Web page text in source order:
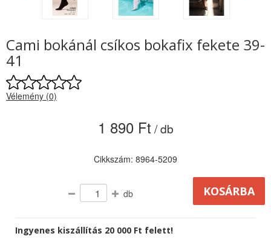
Cami bokánál csíkos bokafix fekete 39-
41
Vélemény (0)
1 890 Ft / db
Cikkszám: 8964-5209
db
Ingyenes kiszállítás 20 000 Ft felett!